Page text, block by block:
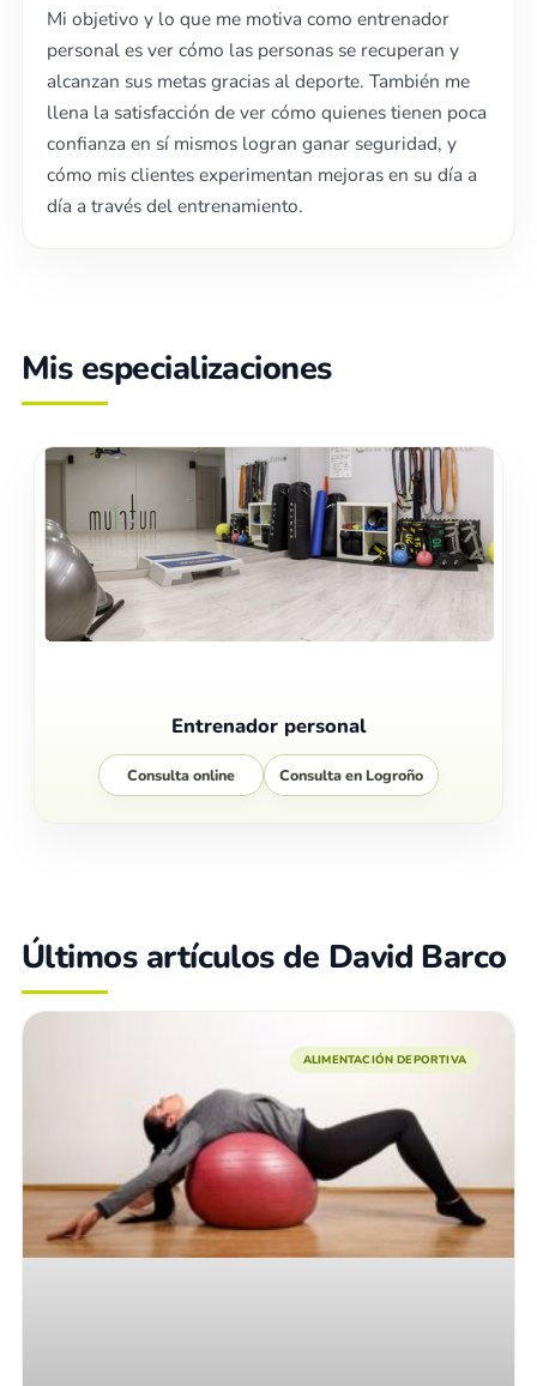
Mi objetivo y lo que me motiva como entrenador
personal es ver cómo las personas se recuperan y
alcanzan sus metas gracias al deporte. También me
llena la satisfacción de ver cómo quienes tienen poca
confianza en sí mismos logran ganar seguridad, y
cómo mis clientes experimentan mejoras en su día a
día a través del entrenamiento.
Mis especializaciones
Entrenador personal
Consulta online Consulta en Logroño
Últimos artículos de David Barco
ALIMENTACIÓN DEPORTIVA